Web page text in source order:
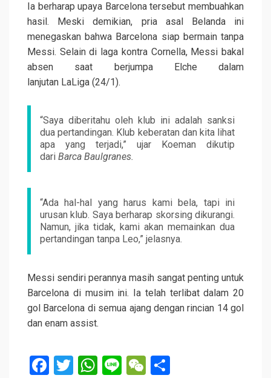
Ia berharap upaya Barcelona tersebut membuahkan
hasil. Meski demikian, pria asal Belanda ini
menegaskan bahwa Barcelona siap bermain tanpa
Messi. Selain di laga kontra Cornella, Messi bakal
absen saat berjumpa Elche dalam
lanjutan LaLiga (24/1).
“Saya diberitahu oleh klub ini adalah sanksi
dua pertandingan. Klub keberatan dan kita lihat
apa yang terjadi,” ujar Koeman dikutip
dari Barca Baulgranes.
“Ada hal-hal yang harus kami bela, tapi ini
urusan klub. Saya berharap skorsing dikurangi.
Namun, jika tidak, kami akan memainkan dua
pertandingan tanpa Leo,” jelasnya.
Messi sendiri perannya masih sangat penting untuk
Barcelona di musim ini. Ia telah terlibat dalam 20
gol Barcelona di semua ajang dengan rincian 14 gol
dan enam assist.
F
T
W Li
W